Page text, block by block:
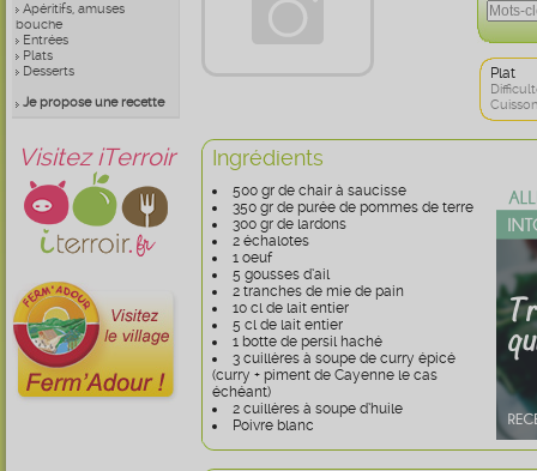
Apéritifs, amuses
bouche
Entrées
Plats
Desserts
Je propose une recette
Visitez iTerroir
Plat
Ingrédients
500 gr de chair à saucisse
350 gr de purée de pommes de terre
300 gr de lardons
2 échalotes
1 oeuf
5 gousses d’ail
2 tranches de mie de pain
10 cl de lait entier
5 cl de lait entier
1 botte de persil haché
3 cuillères à soupe de curry épicé
(curry + piment de Cayenne le cas
échéant)
2 cuillères à soupe d’huile
Poivre blanc